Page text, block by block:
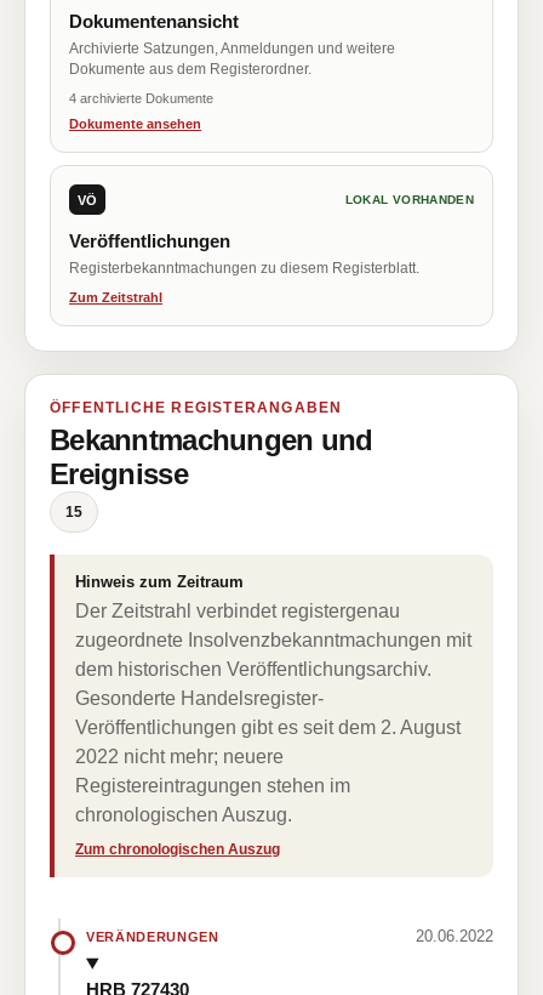
Dokumentenansicht
Archivierte Satzungen, Anmeldungen und weitere
Dokumente aus dem Registerordner.
4 archivierte Dokumente
Dokumente ansehen
VÖ LOKAL VORHANDEN
Veröffentlichungen
Registerbekanntmachungen zu diesem Registerblatt.
Zum Zeitstrahl
ÖFFENTLICHE REGISTERANGABEN
Bekanntmachungen und
Ereignisse
15
Hinweis zum Zeitraum
Der Zeitstrahl verbindet registergenau
zugeordnete Insolvenzbekanntmachungen mit
dem historischen Veröffentlichungsarchiv.
Gesonderte Handelsregister-
Veröffentlichungen gibt es seit dem 2. August
2022 nicht mehr; neuere
Registereintragungen stehen im
chronologischen Auszug.
Zum chronologischen Auszug
VERÄNDERUNGEN 20.06.2022
HRB 727430